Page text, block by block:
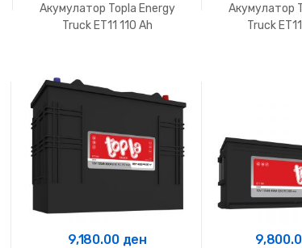
Акумулатор Topla Energy
Truck ET11 110 Ah
Акумулатор
Truck
9,180.00 ден